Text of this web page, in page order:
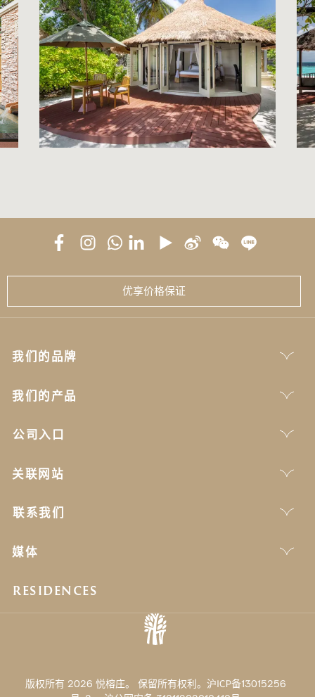
优享价格保证
我们的品牌
我们的产品
公司入口
关联网站
联系我们
媒体
RESIDENCES
版权所有 2026 悦榕庄。 保留所有权利。沪ICP备13015256